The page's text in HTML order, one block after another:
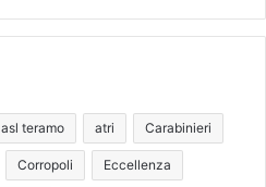
asl teramo atri Carabinieri
Corropoli Eccellenza